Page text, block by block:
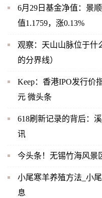
6月29日基金净值：景
值1.1759，涨0.13%
观察：天山山脉位于什
的分界线）
Keep：香港IPO发行价
元 微头条
618刷新记录的背后：
讯
今头条！无锡竹海风景
小尾寒羊养殖方法_小
息